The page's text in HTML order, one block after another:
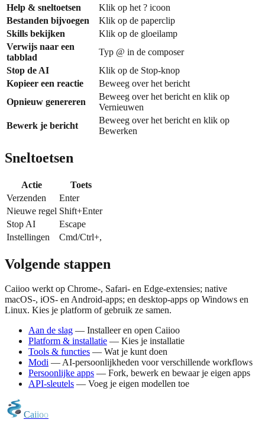
Help & sneltoetsen
Klik op het ? icoon
Bestanden bijvoegen
Klik op de paperclip
Skills bekijken
Klik op de gloeilamp
Verwijs naar een
tabblad
Typ @ in de composer
Stop de AI
Klik op de Stop-knop
Kopieer een reactie
Beweeg over het bericht
Opnieuw genereren
Beweeg over het bericht en klik op
Vernieuwen
Bewerk je bericht
Beweeg over het bericht en klik op
Bewerken
Sneltoetsen
Actie
Toets
Verzenden
Enter
Nieuwe regel Shift+Enter
Stop AI
Escape
Instellingen
Cmd/Ctrl+,
Volgende stappen
Caiioo werkt op Chrome-, Safari- en Edge-extensies; native
macOS-, iOS- en Android-apps; en desktop-apps op Windows en
Linux. Kies je platform of gebruik ze samen.
Aan de slag — Installeer en open Caiioo
Platform & installatie — Kies je installatie
Tools & functies — Wat je kunt doen
Modi — AI-persoonlijkheden voor verschillende workflows
Persoonlijke apps — Fork, bewerk en bewaar je eigen apps
API-sleutels — Voeg je eigen modellen toe
Caiioo